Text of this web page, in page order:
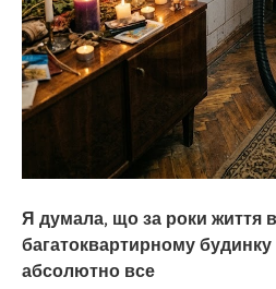
Я думала, що за роки життя
багатоквартирному
абсолютно все